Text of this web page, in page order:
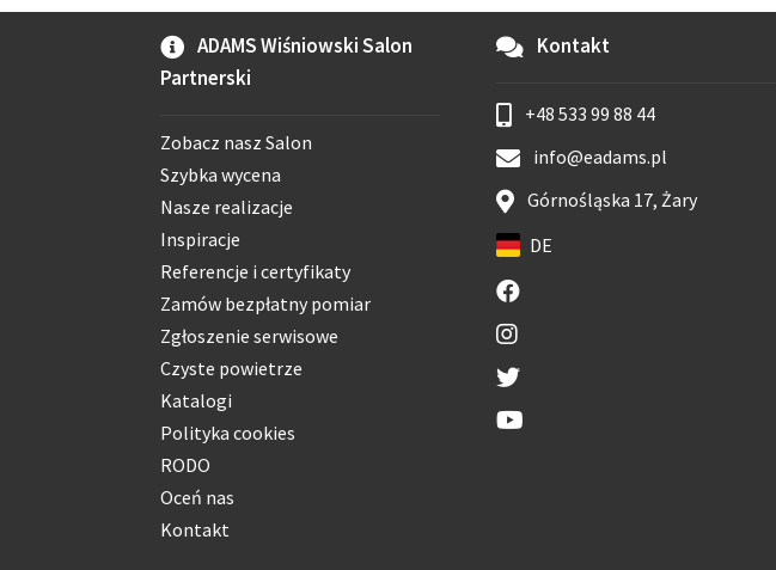
ADAMS Wiśniowski Salon
Partnerski
Zobacz nasz Salon
Szybka wycena
Nasze realizacje
Inspiracje
Referencje i certyfikaty
Zamów bezpłatny pomiar
Zgłoszenie serwisowe
Czyste powietrze
Katalogi
Polityka cookies
RODO
Oceń nas
Kontakt
Kontakt
+48 533 99 88 44
info@eadams.pl
Górnośląska 17, Żary
DE